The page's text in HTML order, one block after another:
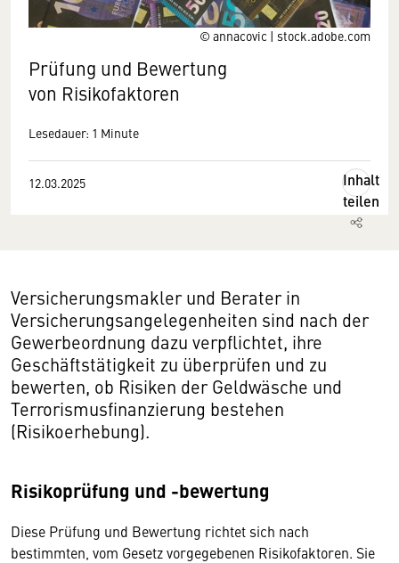
© annacovic | stock.adobe.com
Prüfung und Bewertung
von Risikofaktoren
Lesedauer: 1 Minute
12.03.2025
Inhalt
teilen
Versicherungsmakler und Berater in
Versicherungsangelegenheiten sind nach der
Gewerbeordnung dazu verpflichtet, ihre
Geschäftstätigkeit zu überprüfen und zu
bewerten, ob Risiken der Geldwäsche und
Terrorismusfinanzierung bestehen
(Risikoerhebung).
Risikoprüfung und -bewertung
Diese Prüfung und Bewertung richtet sich nach
bestimmten, vom Gesetz vorgegebenen Risikofaktoren. Sie